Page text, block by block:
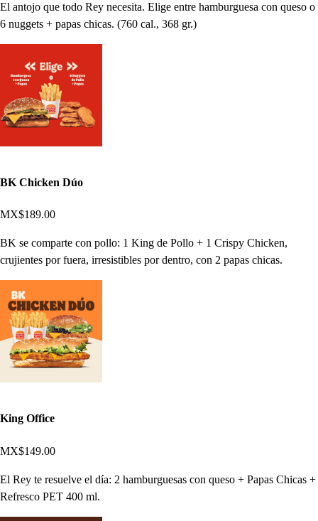
El antojo que todo Rey necesita. Elige entre hamburguesa con queso o
6 nuggets + papas chicas. (760 cal., 368 gr.)
BK Chicken Dúo
MX$189.00
BK se comparte con pollo: 1 King de Pollo + 1 Crispy Chicken,
crujientes por fuera, irresistibles por dentro, con 2 papas chicas.
King Office
MX$149.00
El Rey te resuelve el día: 2 hamburguesas con queso + Papas Chicas +
Refresco PET 400 ml.